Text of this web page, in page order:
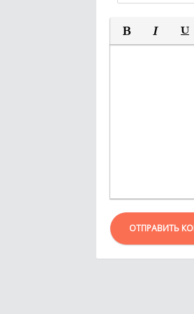
ПОЛУЖИРНЫЙ
КУРСИВ
ОТПРАВИТЬ